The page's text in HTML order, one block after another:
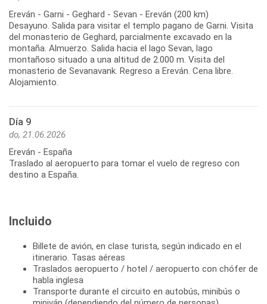
Ereván - Garni - Geghard - Sevan - Ereván (200 km)
Desayuno. Salida para visitar el templo pagano de Garni. Visita
del monasterio de Geghard, parcialmente excavado en la
montaña. Almuerzo. Salida hacia el lago Sevan, lago
montañoso situado a una altitud de 2.000 m. Visita del
monasterio de Sevanavank. Regreso a Ereván. Cena libre.
Día 9
do, 21.06.2026
Ereván - España
Traslado al aeropuerto para tomar el vuelo de regreso con
Incluido
Billete de avión, en clase turista, según indicado en el
itinerario. Tasas aéreas
Traslados aeropuerto / hotel / aeropuerto con chófer de
habla inglesa
Transporte durante el circuito en autobús, minibús o